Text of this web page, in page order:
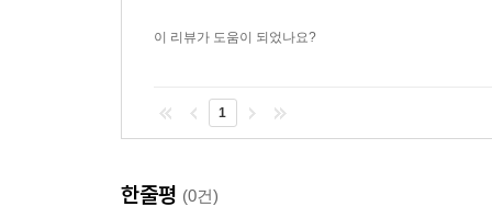
이 리뷰가 도움이 되었나요?
1
한줄평 (0건)